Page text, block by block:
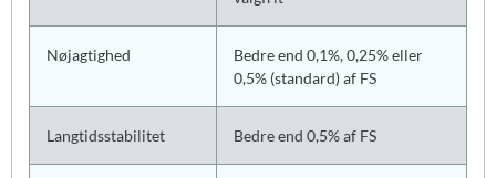
Nøjagtighed
Bedre end 0,1%, 0,25% eller
0,5% (standard) af FS
Langtidsstabilitet Bedre end 0,5% af FS